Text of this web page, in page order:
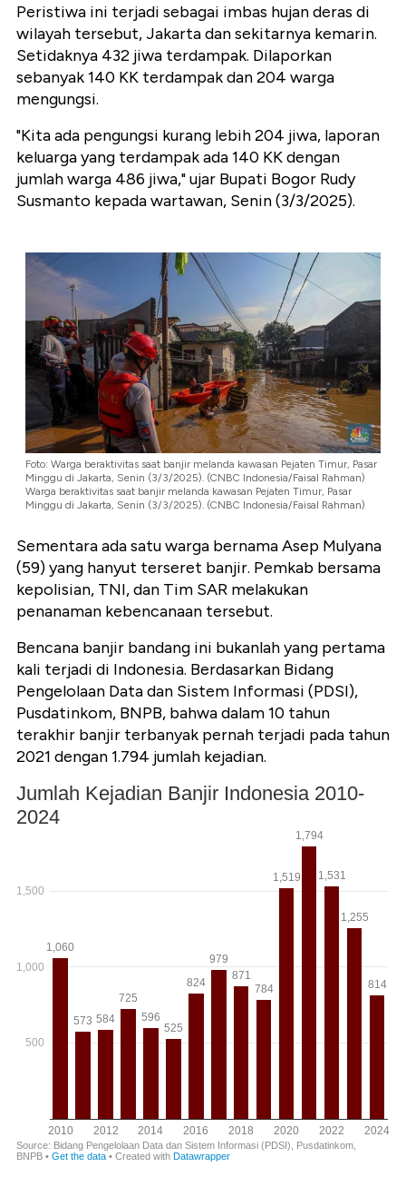
Peristiwa ini terjadi sebagai imbas hujan deras di
wilayah tersebut, Jakarta dan sekitarnya kemarin.
Setidaknya 432 jiwa terdampak. Dilaporkan
sebanyak 140 KK terdampak dan 204 warga
mengungsi.
"Kita ada pengungsi kurang lebih 204 jiwa, laporan
keluarga yang terdampak ada 140 KK dengan
jumlah warga 486 jiwa," ujar Bupati Bogor Rudy
Susmanto kepada wartawan, Senin (3/3/2025).
Foto: Warga beraktivitas saat banjir melanda kawasan Pejaten Timur, Pasar
Minggu di Jakarta, Senin (3/3/2025). (CNBC Indonesia/Faisal Rahman)
Warga beraktivitas saat banjir melanda kawasan Pejaten Timur, Pasar
Minggu di Jakarta, Senin (3/3/2025). (CNBC Indonesia/Faisal Rahman)
Sementara ada satu warga bernama Asep Mulyana
(59) yang hanyut terseret banjir. Pemkab bersama
kepolisian, TNI, dan Tim SAR melakukan
penanaman kebencanaan tersebut.
Bencana banjir bandang ini bukanlah yang pertama
kali terjadi di Indonesia. Berdasarkan Bidang
Pengelolaan Data dan Sistem Informasi (PDSI),
Pusdatinkom, BNPB, bahwa dalam 10 tahun
terakhir banjir terbanyak pernah terjadi pada tahun
2021 dengan 1.794 jumlah kejadian.